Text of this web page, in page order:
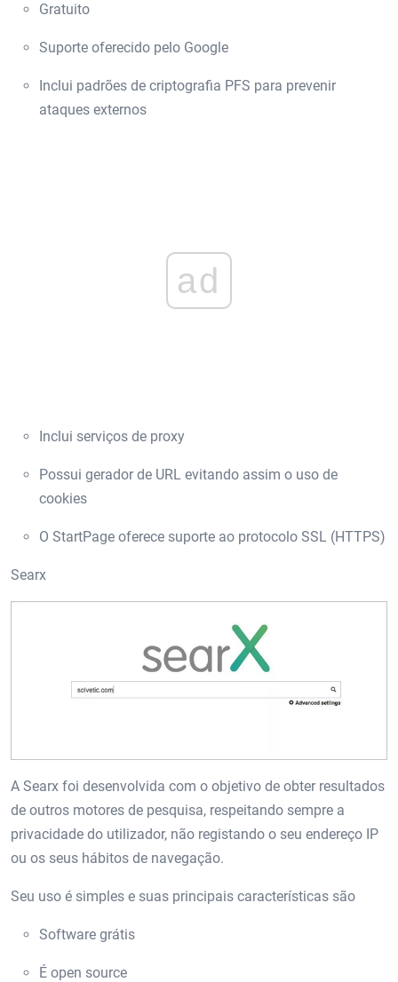
Gratuito
Suporte oferecido pelo Google
Inclui padrões de criptografia PFS para prevenir
ataques externos
ad
Inclui serviços de proxy
Possui gerador de URL evitando assim o uso de
cookies
O StartPage oferece suporte ao protocolo SSL (HTTPS)
Searx
A Searx foi desenvolvida com o objetivo de obter resultados
de outros motores de pesquisa, respeitando sempre a
privacidade do utilizador, não registando o seu endereço IP
ou os seus hábitos de navegação.
Seu uso é simples e suas principais características são
Software grátis
É open source